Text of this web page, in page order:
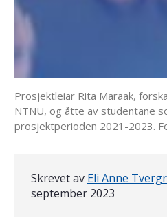
Prosjektleiar Rita Maraak,
NTNU, og åtte av studentane
prosjektperioden 2021-2023.
Skrevet av Eli Anne
september 2023